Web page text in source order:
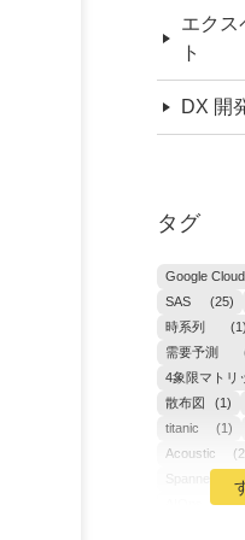
エクス
ト
DX 開
タグ
Google Cloud
SAS
(25)
時系列
(1)
需要予測
4象限マトリ
散布図
(1)
titanic
(1)
Acoustic